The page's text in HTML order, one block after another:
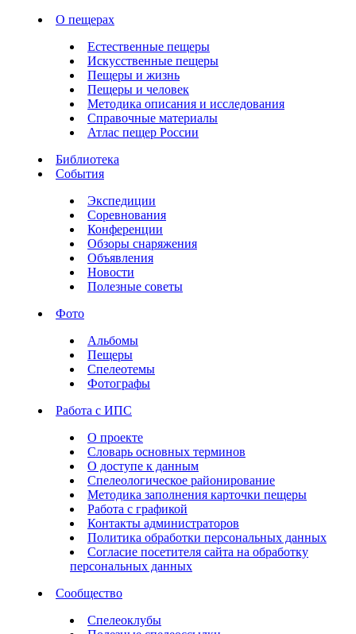
О пещерах
Естественные пещеры
Искусственные пещеры
Пещеры и жизнь
Пещеры и человек
Методика описания и исследования
Справочные материалы
Атлас пещер России
Библиотека
События
Экспедиции
Соревнования
Конференции
Обзоры снаряжения
Объявления
Новости
Полезные советы
Фото
Альбомы
Пещеры
Спелеотемы
Фотографы
Работа с ИПС
О проекте
Словарь основных терминов
О доступе к данным
Спелеологическое районирование
Методика заполнения карточки пещеры
Работа с графикой
Контакты администраторов
Политика обработки персональных данных
Согласие посетителя сайта на обработку
персональных данных
Сообщество
Спелеоклубы